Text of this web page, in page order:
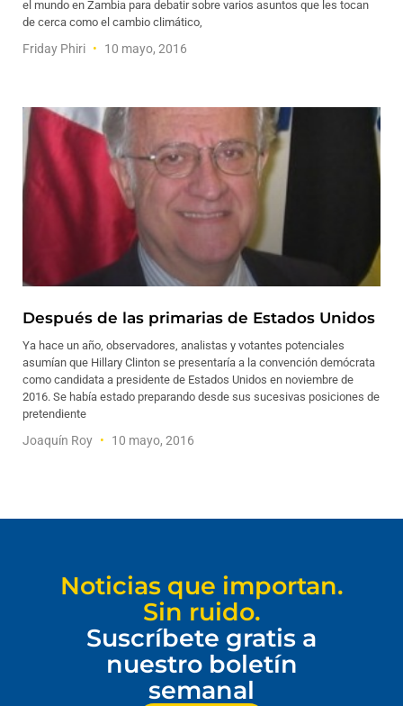
el mundo en Zambia para debatir sobre varios asuntos que les tocan
de cerca como el cambio climático,
Friday Phiri 10 mayo, 2016
Después de las primarias de Estados Unidos
Ya hace un año, observadores, analistas y votantes potenciales
asumían que Hillary Clinton se presentaría a la convención demócrata
como candidata a presidente de Estados Unidos en noviembre de
2016. Se había estado preparando desde sus sucesivas posiciones de
pretendiente
Joaquín Roy 10 mayo, 2016
Noticias que importan.
Sin ruido.
Suscríbete gratis a
nuestro boletín
semanal